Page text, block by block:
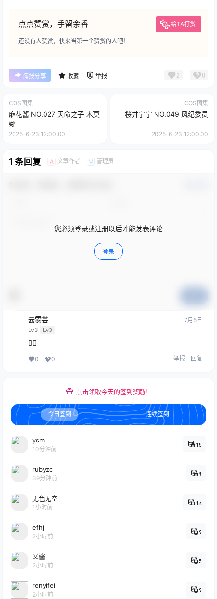
点点赞赏，手留余香 给TA打赏
还没有人赞赏，快来当第一个赞赏的人吧！
海报分享 收藏 举报 2 0
COS图集
麻花酱 NO.027 天命之子 木莫
娜
2025-6-23 12:00:00
COS图集
桜井宁宁 NO.049 风纪委员
2025-6-23 12:00:00
1 条回复 A 文章作者 M 管理员
您必须登录或注册以后才能发表评论
登录
云雾芸
Lv3 Lv3
7月5日
👍🏻
0 0 举报 回复
点击领取今天的签到奖励！
今日签到 连续签到
ysm
10分钟前
15
rubyzc
39分钟前
9
无色无空
1小时前
14
efhj
2小时前
9
乂酱
2小时前
5
renyifei
2小时前
9